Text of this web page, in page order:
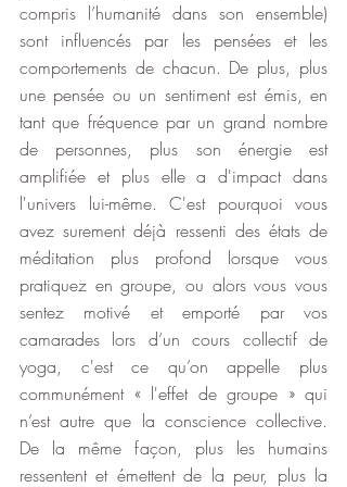
compris l’humanité dans son ensemble)
sont influencés par les pensées et les
comportements de chacun. De plus, plus
une pensée ou un sentiment est émis, en
tant que fréquence par un grand nombre
de personnes, plus son énergie est
amplifiée et plus elle a d'impact dans
l'univers lui-même. C'est pourquoi vous
avez surement déjà ressenti des états de
méditation plus profond lorsque vous
pratiquez en groupe, ou alors vous vous
sentez motivé et emporté par vos
camarades lors d’un cours collectif de
yoga, c'est ce qu’on appelle plus
communément « l'effet de groupe » qui
n’est autre que la conscience collective.
De la même façon, plus les humains
ressentent et émettent de la peur, plus la